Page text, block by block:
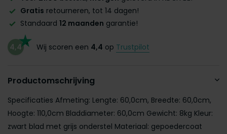
Gratis retourneren, tot 14 dagen!
Standaard 12 maanden garantie!
4,4 Wij scoren een 4,4 op Trustpilot
Productomschrijving
Specificaties Afmeting: Lengte: 60,0cm, Breedte: 60,0cm,
Hoogte: 110,0cm Bladdiameter: 60,0cm Gewicht: 8kg Kleur:
zwart blad met grijs onderstel Materiaal: gepoedercoat